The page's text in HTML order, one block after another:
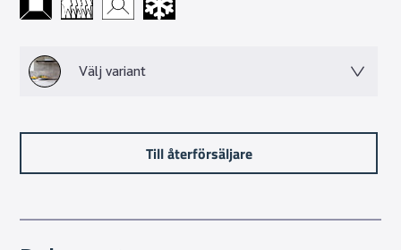
regelbundet underhåll. Designen skapas genom en otrolig
mönsterbilder än vad riktig sten kan erbjuda.
Granitkeramikens många fina egenskaper gör valet lätt för
flera generationer.
Välj variant
Till återförsäljare